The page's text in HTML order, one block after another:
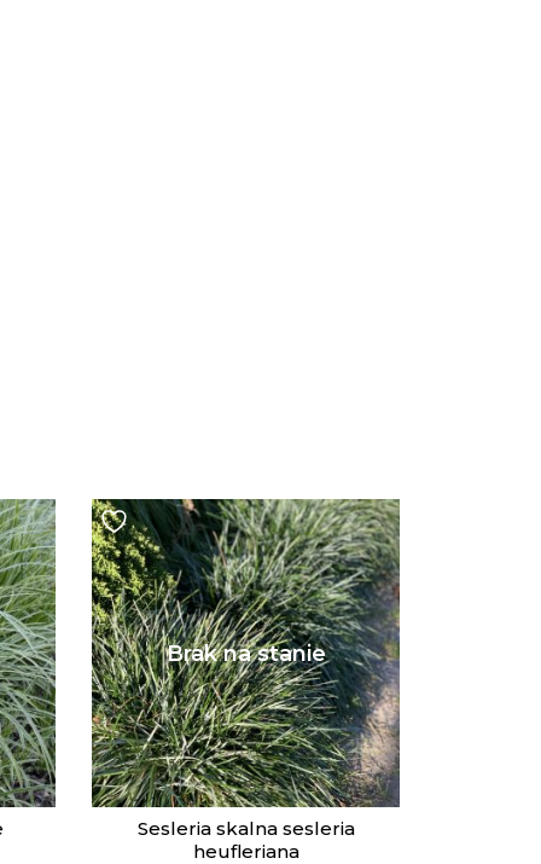
Sesleria skalna sesleria
heufleriana